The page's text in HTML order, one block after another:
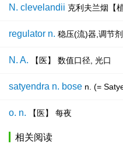
N. clevelandii 克利夫兰烟【植
regulator n. 稳压(流)器,调节
N. A. 【医】 数值口径, 光口
satyendra n. bose n. (=
o. n. 【医】 每夜
相关阅读